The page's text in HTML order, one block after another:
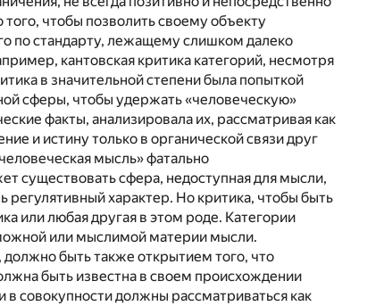
чтобы позволить своему объекту
по стандарту, лежащему слишком далеко
кантовская критика категорий, несмотря
в значительной степени была попыткой
сферы, чтобы удержать «человеческую»
факты, анализировала их, рассматривая как
и истину только в органической связи друг
мысль» фатально
существовать сфера, недоступная для мысли,
характер. Но критика, чтобы быть
или любая другая в этом роде. Категории
или мыслимой материи мысли.
должно быть также открытием того, что
быть известна в своем происхождении
совокупности должны рассматриваться как